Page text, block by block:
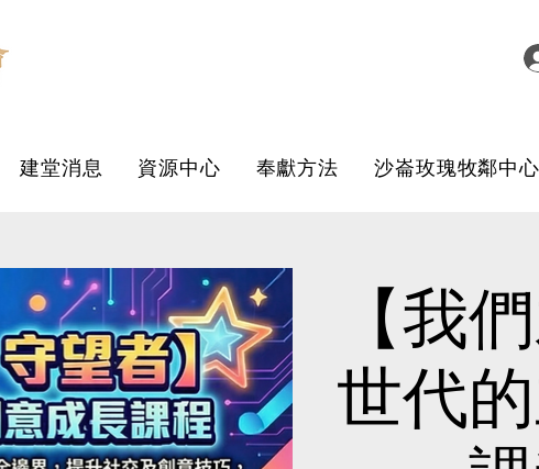
建堂消息 資源中心 奉獻方法 沙崙玫瑰牧鄰中心
【我
世代的